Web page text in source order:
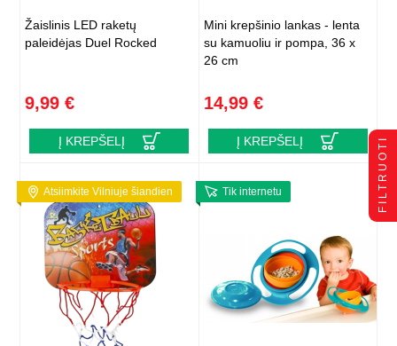
Žaislinis LED raketų
paleidėjas Duel Rocked
9,99 €
Į KREPŠELĮ
Mini krepšinio lankas - lenta
su kamuoliu ir pompa, 36 x
26 cm
14,99 €
Į KREPŠELĮ
Atsiimkite Vilniuje šiandien Tik internetu FILTRUOTI